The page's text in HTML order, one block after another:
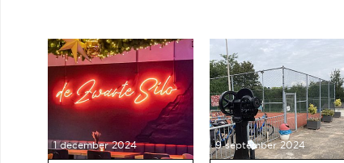
1 december 2024 9 september 2024